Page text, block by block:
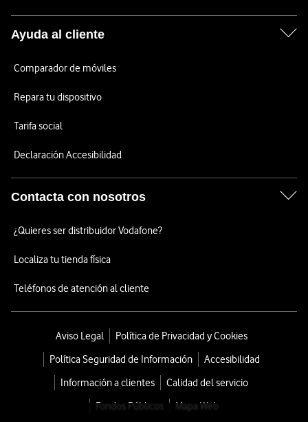
Ayuda al cliente
Comparador de móviles
Repara tu dispositivo
Tarifa social
Declaración Accesibilidad
Contacta con nosotros
¿Quieres ser distribuidor Vodafone?
Localiza tu tienda física
Teléfonos de atención al cliente
Aviso Legal
Política de Privacidad y Cookies
Política Seguridad de Información
Accesibilidad
Información a clientes
Calidad del servicio
Fondos Públicos
Mapa Web